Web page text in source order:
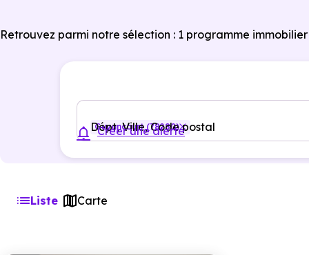
Retrouvez parmi notre sélection : 1 programme
Dépt, Ville, Code postal
Guyancourt (78280)
Créer une alerte
Liste Carte